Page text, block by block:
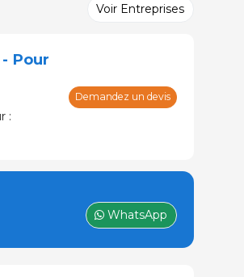
Voir Entreprises
Pour
:
Demandez un devis
WhatsApp